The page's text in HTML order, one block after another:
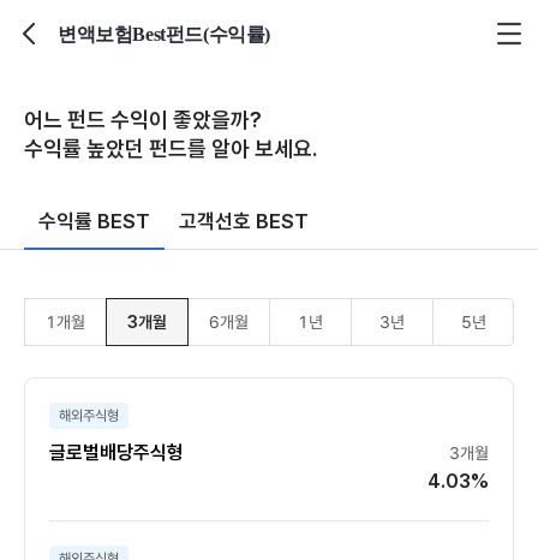
변액보험Best펀드(수익률)
어느 펀드 수익이 좋았을까?
수익률 높았던 펀드를 알아 보세요.
수익률 BEST 고객선호 BEST
1개월 3개월 6개월 1년 3년 5년
해외주식형
글로벌배당주식형 3개월
4.03%